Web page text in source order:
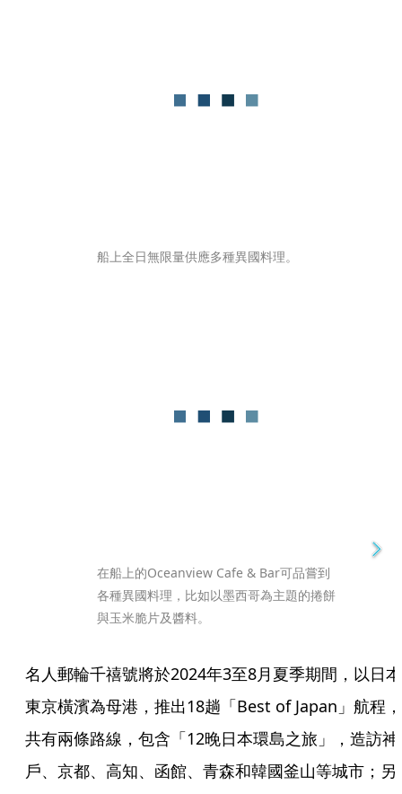
船上全日無限量供應多種異國料理。
在船上的Oceanview Cafe & Bar可品嘗到
各種異國料理，比如以墨西哥為主題的捲餅
與玉米脆片及醬料。
名人郵輪千禧號將於2024年3至8月夏季期間，以日本
東京橫濱為母港，推出18趟「Best of Japan」航程，
共有兩條路線，包含「12晚日本環島之旅」，造訪神
戶、京都、高知、函館、青森和韓國釜山等城市；另